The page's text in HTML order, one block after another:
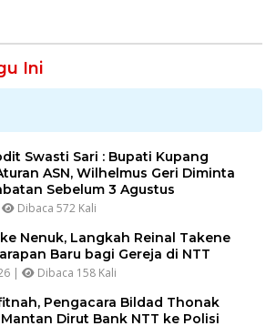
Ini
Swasti Sari : Bupati Kupang
ASN, Wilhelmus Geri Diminta
Sebelum 3 Agustus
Dibaca 572 Kali
Nenuk, Langkah Reinal Takene
Baru bagi Gereja di NTT
| Dibaca 158 Kali
Pengacara Bildad Thonak
Dirut Bank NTT ke Polisi